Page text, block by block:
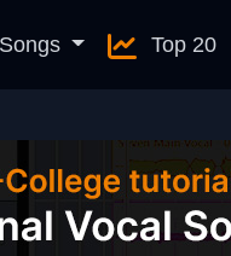
Songs Top 20